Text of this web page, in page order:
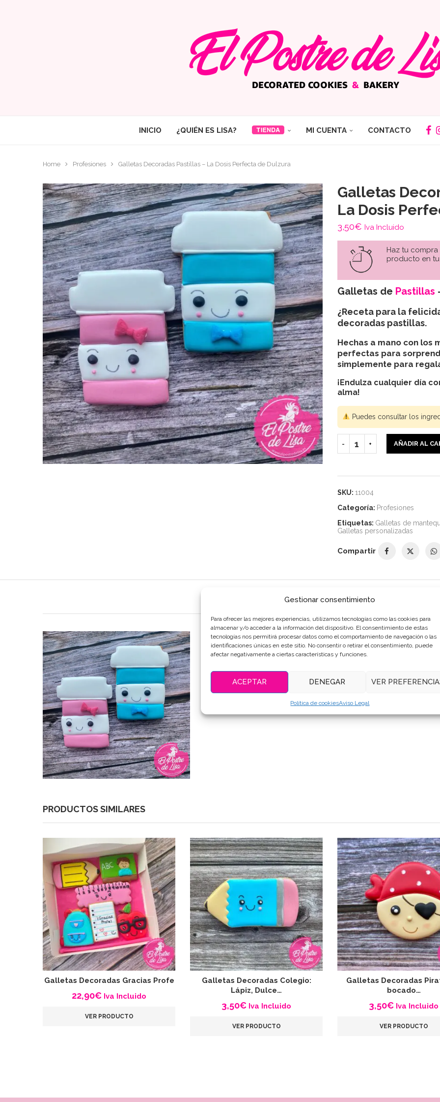
Gestionar consentimiento
Para ofrecer las mejores experiencias, utilizamos tecnologías como las cookies para
almacenar y/o acceder a la información del dispositivo. El consentimiento de estas
tecnologías nos permitirá procesar datos como el comportamiento de navegación o las
identificaciones únicas en este sitio. No consentir o retirar el consentimiento, puede
afectar negativamente a ciertas características y funciones.
ACEPTAR DENEGAR VER
Política de cookiesAviso Legal
INICIO ¿QUIÉN ES LISA? MI CUENTA CONTACTO
Home Profesiones Galletas Decoradas Pastillas – La Dosis Perfecta de Dulzura
Galletas
La Dosis
3,50€ Iva Incluido
Haz tu
producto en
Galletas de Pastillas
¿Receta para la
decoradas pastillas.
Hechas a mano con los
perfectas para
simplemente para
¡Endulza cualquier día
alma!
Puedes consultar los
AÑADIR AL
SKU: 11004
Categoría: Profesiones
Etiquetas: Galletas de
Galletas personalizadas
Compartir
DESCRIPCIÓN INFORMACIÓN ADICIONAL
PRODUCTOS SIMILARES
Galletas Decoradas Gracias Profe
22,90€ Iva Incluido
VER PRODUCTO
Galletas Decoradas Colegio:
Lápiz, Dulce…
3,50€ Iva Incluido
VER PRODUCTO
Galletas Decoradas
bocado…
3,50€ Iva Incluido
VER PRODUCTO